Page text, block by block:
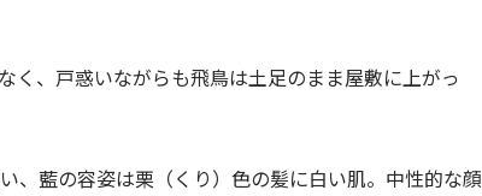
く、戸惑いながらも飛鳥は土足のまま屋敷に上がっ
、藍の容姿は栗（くり）色の髪に白い肌。中性的な顔